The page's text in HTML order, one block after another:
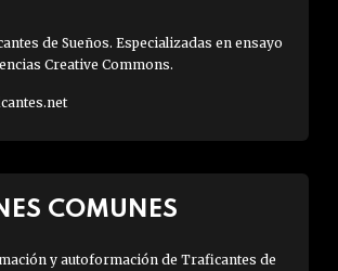
de Sueños. Especializadas en ensayo
Creative Commons.
COMUNES
y autoformación de Traficantes de